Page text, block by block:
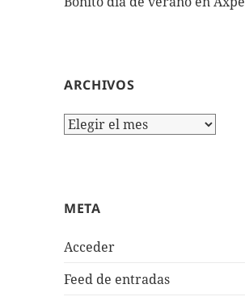
ARCHIVOS
Archivos
META
Acceder
Feed de entradas